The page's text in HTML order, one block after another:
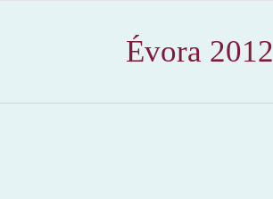
Évora 2012